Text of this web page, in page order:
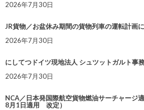
2026年7月30日
JR貨物／お盆休み期間の貨物列車の運転計画
2026年7月30日
にしてつドイツ現地法人 シュツットガルト事
2026年7月30日
NCA／日本発国際航空貨物燃油サーチャージ
8月1日適用 改定）